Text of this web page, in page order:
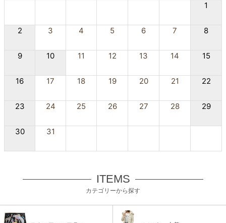
1
2 3 4 5 6 7 8
9 10 11 12 13 14 15
16 17 18 19 20 21 22
23 24 25 26 27 28 29
30 31
ITEMS
カテゴリーから探す